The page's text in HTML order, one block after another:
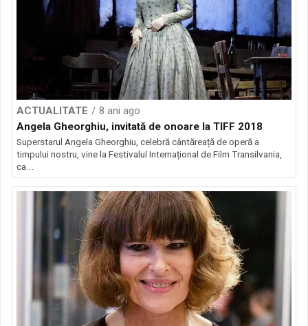
ACTUALITATE
8 ani ago
Angela Gheorghiu, invitată de onoare la TIFF 2018
Superstarul Angela Gheorghiu, celebră cântăreață de operă a
timpului nostru, vine la Festivalul Internațional de Film Transilvania,
ca...